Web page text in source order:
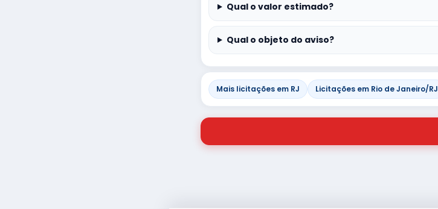
Qual o valor estimado?
Qual o objeto do aviso?
Mais licitações em RJ Licitações em Rio de Janeiro/RJ